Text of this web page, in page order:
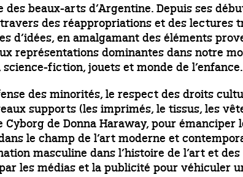
beaux-arts d’Argentine. Depuis ses
des réappropriations et des lectures
d’idées, en amalgamant des éléments
représentations dominantes dans notre
fiction, jouets et monde de l’enfance.
des minorités, le respect des droits
supports (les imprimés, le tissus, les
de Donna Haraway, pour
le champ de l’art moderne et
masculine dans l’histoire de l’art et
les médias et la publicité pour véhiculer